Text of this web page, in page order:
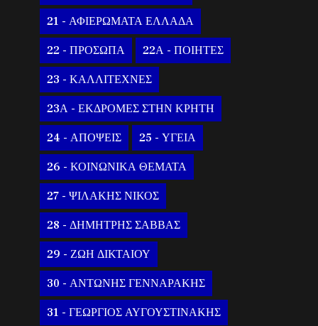
21 - ΑΦΙΕΡΩΜΑΤΑ ΕΛΛΑΔΑ
22 - ΠΡΟΣΩΠΑ 22Α - ΠΟΙΗΤΕΣ
23 - ΚΑΛΛΙΤΕΧΝΕΣ
23Α - ΕΚΔΡΟΜΕΣ ΣΤΗΝ ΚΡΗΤΗ
24 - ΑΠΟΨΕΙΣ 25 - ΥΓΕΙΑ
26 - ΚΟΙΝΩΝΙΚΑ ΘΕΜΑΤΑ
27 - ΨΙΛΑΚΗΣ ΝΙΚΟΣ
28 - ΔΗΜΗΤΡΗΣ ΣΑΒΒΑΣ
29 - ΖΩΗ ΔΙΚΤΑΙΟΥ
30 - ΑΝΤΩΝΗΣ ΓΕΝΝΑΡΑΚΗΣ
31 - ΓΕΩΡΓΙΟΣ ΑΥΓΟΥΣΤΙΝΑΚΗΣ